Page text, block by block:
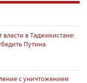
власти в Таджикистане:
Путина
с уничтожением